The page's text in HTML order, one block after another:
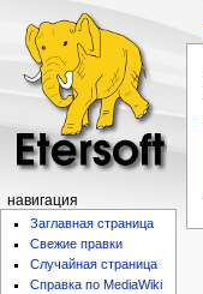
навигация
Заглавная страница
Свежие правки
Случайная страница
Справка по MediaWiki